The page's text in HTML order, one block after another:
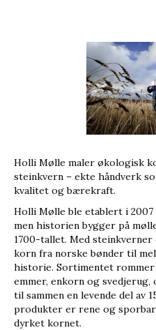
Holli Mølle maler økologisk
steinkvern – ekte håndverk
kvalitet og bærekraft.
Holli Mølle ble etablert i 2007
men historien bygger på
1700-tallet. Med
korn fra norske bønder til
historie. Sortimentet rommer
emmer, enkorn og
til sammen en levende del av
produkter er rene og
dyrket kornet.